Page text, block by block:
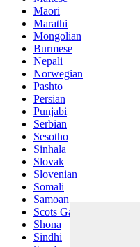
Maori
Marathi
Mongolian
Burmese
Nepali
Norwegian
Pashto
Persian
Punjabi
Serbian
Sesotho
Sinhala
Slovak
Slovenian
Somali
Samoan
Scots Gaelic
Shona
Sindhi